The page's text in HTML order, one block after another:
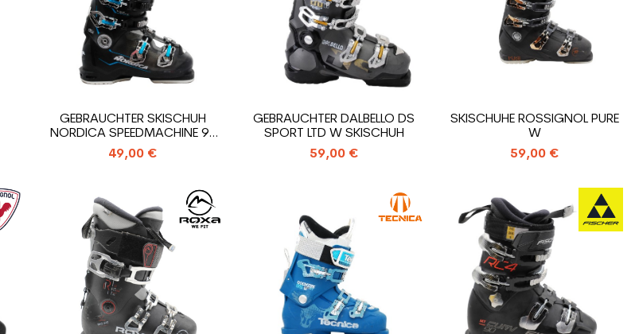
GEBRAUCHTER SKISCHUH
NORDICA SPEEDMACHINE 95
WR
49,00 €
GEBRAUCHTER DALBELLO DS
SPORT LTD W SKISCHUH
59,00 €
SKISCHUHE ROSSIGNOL PURE
W
59,00 €